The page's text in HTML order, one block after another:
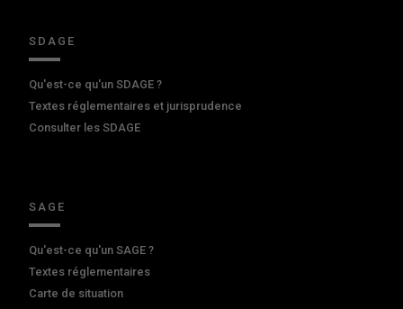
SDAGE
Qu'est-ce qu'un SDAGE ?
Textes réglementaires et jurisprudence
Consulter les SDAGE
SAGE
Qu'est-ce qu'un SAGE ?
Textes réglementaires
Carte de situation